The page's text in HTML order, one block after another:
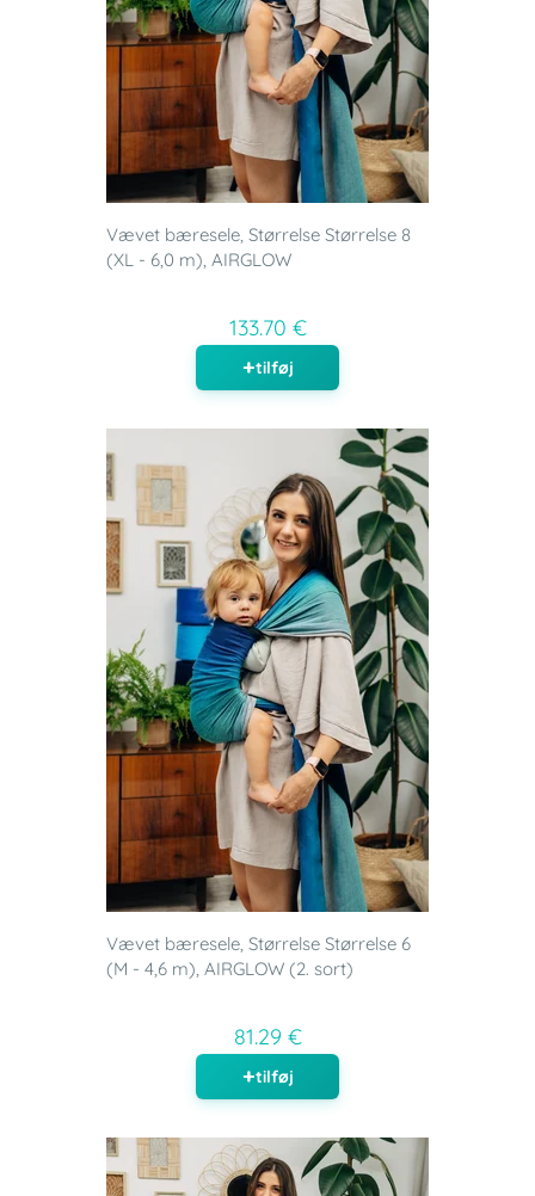
Vævet bæresele, Størrelse Størrelse 8
(XL - 6,0 m), AIRGLOW
133.70 €
tilføj
Vævet bæresele, Størrelse Størrelse 6
(M - 4,6 m), AIRGLOW (2. sort)
81.29 €
tilføj